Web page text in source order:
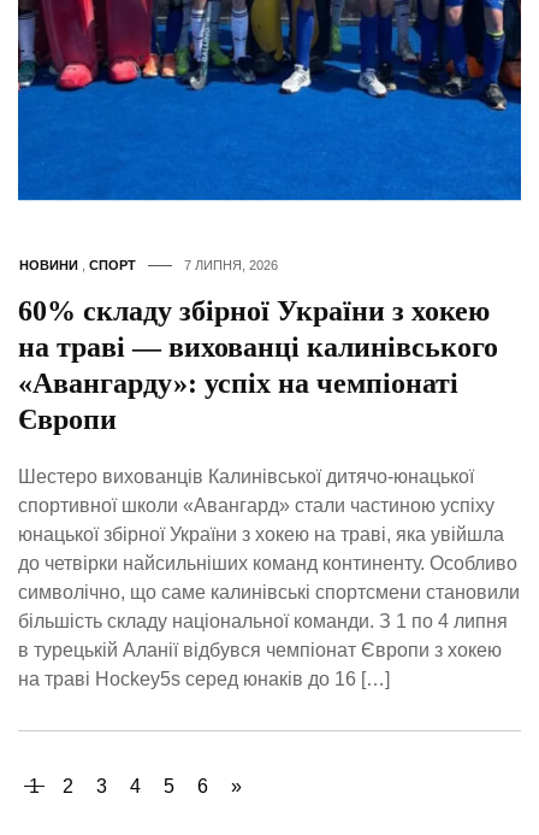
НОВИНИ СПОРТ 7 ЛИПНЯ, 2026
60% складу збірної України з хокею
на траві — вихованці калинівського
«Авангарду»: успіх на чемпіонаті
Європи
Шестеро вихованців Калинівської дитячо-юнацької
спортивної школи «Авангард» стали частиною успіху
юнацької збірної України з хокею на траві, яка увійшла
до четвірки найсильніших команд континенту. Особливо
символічно, що саме калинівські спортсмени становили
більшість складу національної команди. З 1 по 4 липня
в турецькій Аланії відбувся чемпіонат Європи з хокею
на траві Hockey5s серед юнаків до 16 […]
1 2 3 4 5 6 »